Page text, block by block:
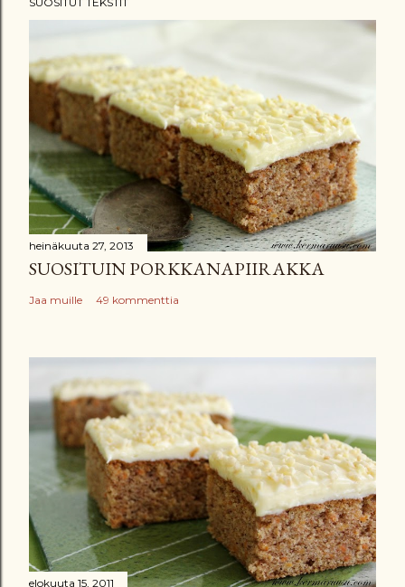
heinäkuuta 27, 2013
SUOSITUIN PORKKANAPIIRAKKA
Jaa muille 49 kommenttia
elokuuta 15, 2011